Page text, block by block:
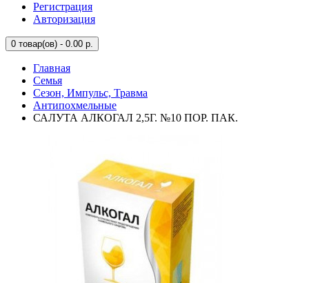
Регистрация
Авторизация
0 товар(ов) - 0.00 р.
Главная
Семья
Сезон, Импульс, Травма
Антипохмельные
САЛУТА АЛКОГАЛ 2,5Г. №10 ПОР. ПАК.